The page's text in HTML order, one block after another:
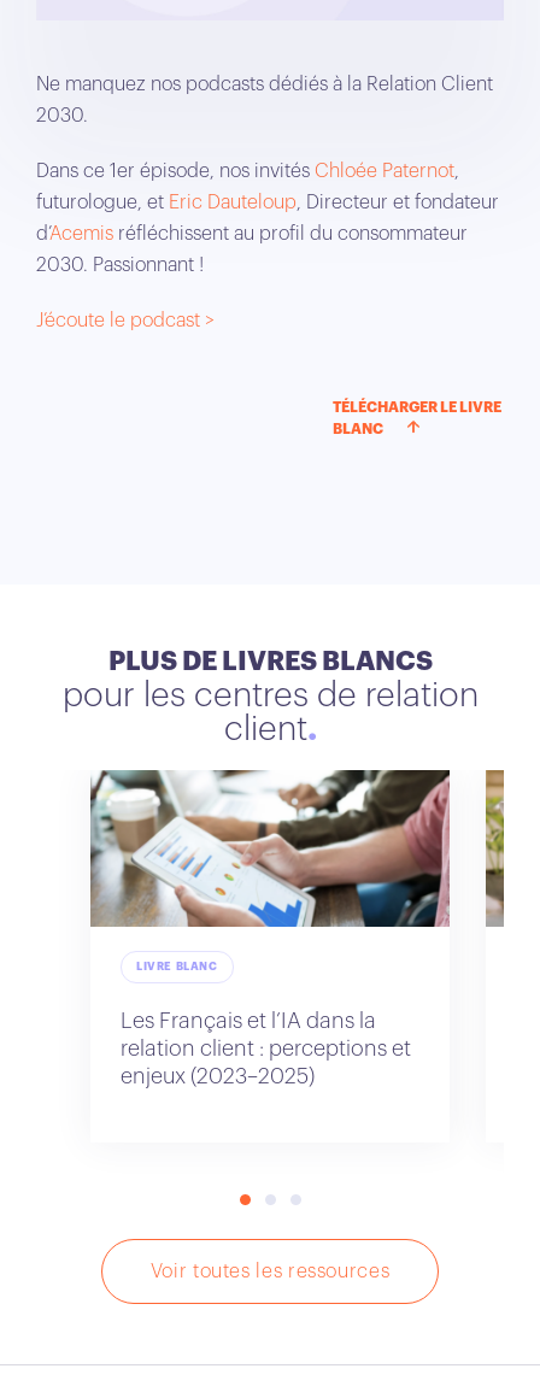
Ne manquez nos podcasts dédiés à la Relation Client
2030.
Dans ce 1er épisode, nos invités Chloée Paternot
futurologue, et Eric Dauteloup , Directeur et fondateur
d’Acemis réfléchissent au profil du consommateur
2030. Passionnant !
J’écoute le podcast >
TÉLÉCHARGER LE LIVRE
BLANC
PLUS DE LIVRES BLANCS
pour les centres de relation
client
LIVRE BLANC
Les Français et l’IA dans la
relation client : perceptions et
enjeux (2023–2025)
Voir toutes les ressources